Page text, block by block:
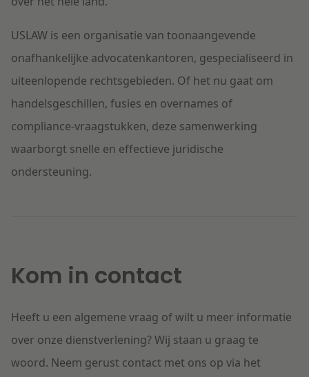
USLAW is een organisatie van toonaangevende
onafhankelijke advocatenkantoren, gespecialiseerd in
uiteenlopende rechtsgebieden. Of het nu gaat om
handelsgeschillen, fusies en overnames of
compliance-vraagstukken, deze samenwerking
waarborgt snelle en effectieve juridische
ondersteuning.
Kom in contact
Heeft u een algemene vraag of wilt u meer informatie
over onze dienstverlening? Wij staan u graag te
woord. Neem gerust contact met ons op via het